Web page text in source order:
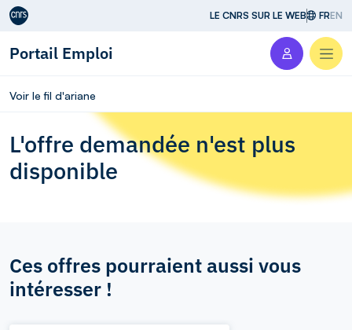
Aller au contenu LE CNRS SUR LE WEB FREN
Portail Emploi
Voir le fil d'ariane
L'offre demandée n'est plus
disponible
Ces offres pourraient aussi vous
intéresser !